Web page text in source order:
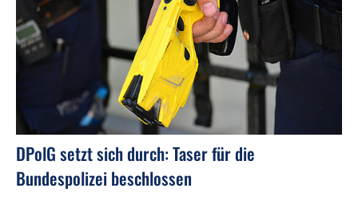
DPolG setzt sich durch: Taser für die
Bundespolizei beschlossen